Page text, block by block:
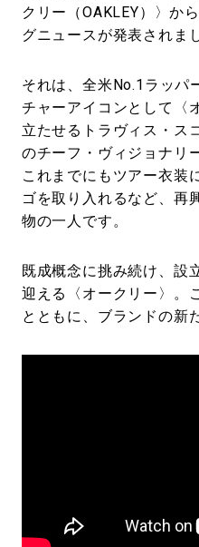
クリー（OAKLEY）〉か
グニュースが発表されま
それは、全米No.1ラッパ
チャーアイコンとして〈
立たせるトラヴィス・ス
のチーフ・ヴィジョナリ
これまでにもツアー衣装
ゴを取り入れるなど、再
物の一人です。
既成概念に挑み続け、設
迎える〈オークリー〉。
とともに、ブランドの新